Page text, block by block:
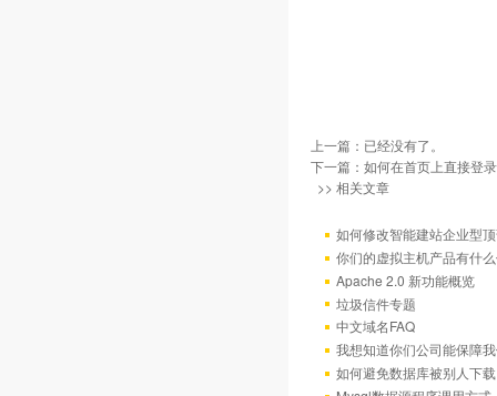
上一篇：已经没有了。
下一篇： 如何在首页上直接登
>> 相关文章
如何修改智能建站企业型
你们的虚拟主机产品有什
Apache 2.0 新功能概览
垃圾信件专题
中文域名FAQ
我想知道你们公司能保障
如何避免数据库被别人下